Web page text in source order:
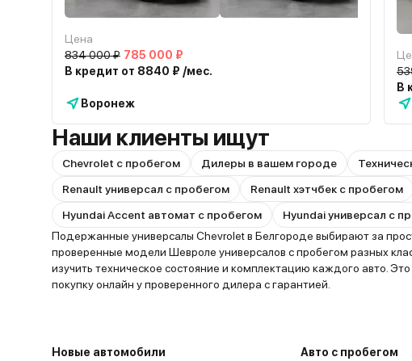
Цена
834 000 ₽ 785 000 ₽
В кредит от 8840 ₽ /мес.
Воронеж
В
Наши клиенты ищут
Chevrolet с пробегом Дилеры в вашем городе
Renault универсал с пробегом
Renault хэтчбек с пробегом
Hyundai Accent автомат с пробегом
Hyundai универсал с
Подержанные универсалы Chevrolet в Белгороде выбирают за
проверенные модели Шевроле универсалов с пробегом разных
изучить техническое состояние и комплектацию каждого авто.
покупку онлайн у проверенного дилера с гарантией.
Новые автомобили
Авто с пробегом